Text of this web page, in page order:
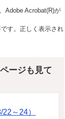
Adobe Acrobat(R)が
す。正しく表示され
ージも見て
～24）